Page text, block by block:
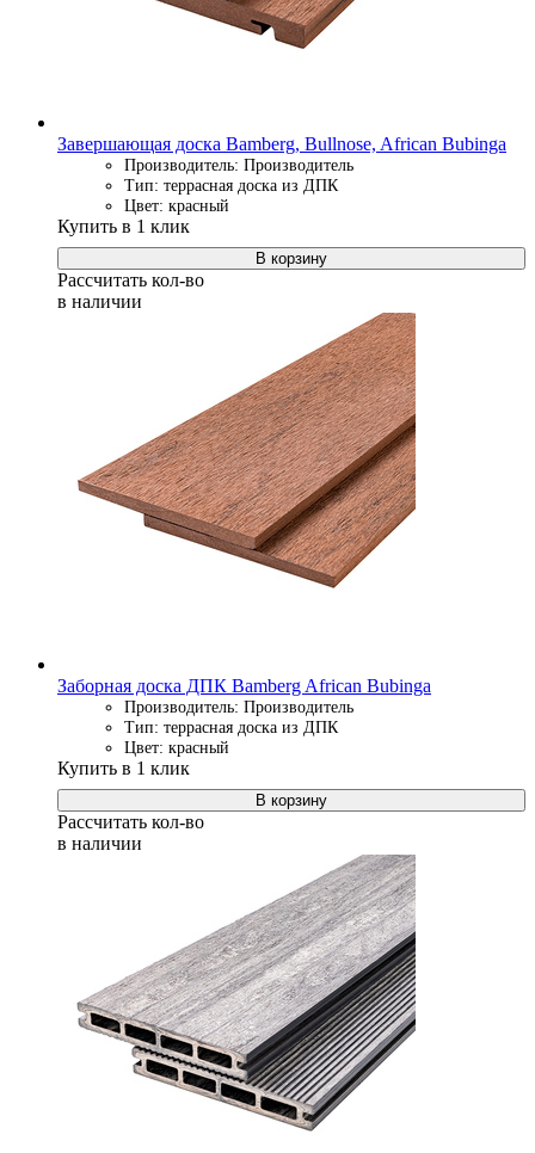
Завершающая доска Bamberg, Bullnose, African Bubinga
Производитель: Производитель
Тип: террасная доска из ДПК
Цвет: красный
Купить в 1 клик
В корзину
Рассчитать кол-во
в наличии
Заборная доска ДПК Bamberg African Bubinga
Производитель: Производитель
Тип: террасная доска из ДПК
Цвет: красный
Купить в 1 клик
В корзину
Рассчитать кол-во
в наличии